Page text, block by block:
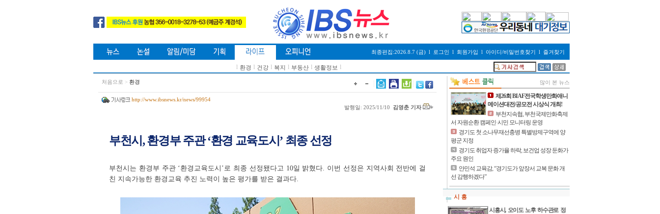
최종편집:2026.8.7 (금) l 로그인 l 회원가입 l 아이디/비밀번호찾기 l 즐겨찾기
l 환경 l 건강 l 복지 l 부동산 l 생활정보 l
처음으로 > 환경
http://www.ibsnews.kr/news/99954
발행일: 2025/11/10
김영춘 기자
부천시, 환경부 주관 ‘환경 교육도시’ 최종 선정
부천시는 환경부 주관 ‘환경교육도시’로 최종 선정됐다고 10일 밝혔다. 이번 선정은 지역사회 전반에 걸
친 지속가능한 환경교육 추진 노력이 높은 평가를 받은 결과다.
많이 본 뉴스
제26회 BIAF전국학생만화애니
메이션대전/공모전 시상식 개최!
부천지속협, 부천국제만화축제
서 자원순환 캠페인·시민 모니터링 운영
경기도 첫 소나무재선충병 특별방제구역에 양
평군 지정
경기도 취업자 증가율 하락, 보건업 성장 둔화가
주요 원인
안민석 교육감, “경기도가 앞장서 교복 문화 개
선 감행하겠다”
시 흥
시흥시, 오이도 노후 하수관로 정